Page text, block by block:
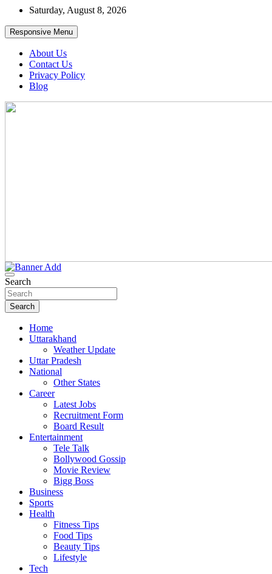
Skip
content
Saturday, August 8, 2026
Responsive Menu
About Us
Contact Us
Privacy Policy
Blog
Search
Search
Home
Uttarakhand
Weather Update
Uttar Pradesh
National
Other States
Career
Latest Jobs
Recruitment Form
Board Result
Entertainment
Tele Talk
Bollywood Gossip
Movie Review
Bigg Boss
Business
Sports
Health
Fitness Tips
Food Tips
Beauty Tips
Lifestyle
Tech